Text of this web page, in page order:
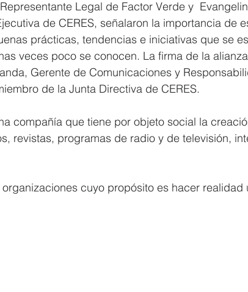
Legal de Factor Verde y
de CERES, señalaron la importancia de
prácticas, tendencias e iniciativas que se
veces poco se conocen. La firma de la
Gerente de Comunicaciones y
de la Junta Directiva de CERES.
compañía que tiene por objeto social la
revistas, programas de radio y de televisión,
cuyo propósito es hacer realidad